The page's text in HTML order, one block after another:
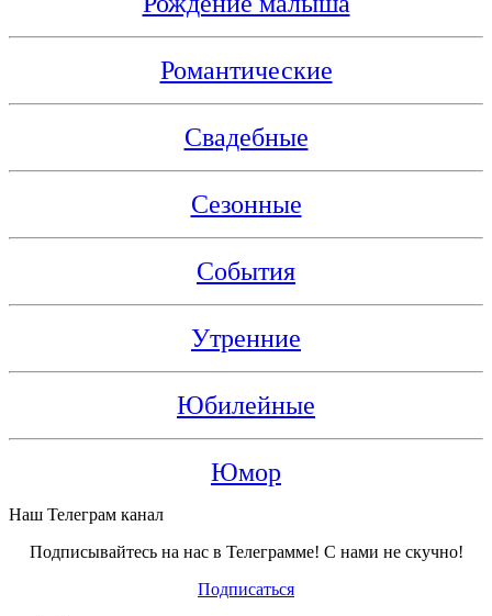
Романтические
Свадебные
Сезонные
События
Утренние
Юбилейные
Юмор
Наш Телеграм канал
Подписывайтесь на нас в Телеграмме! С нами не скучно!
Подписаться